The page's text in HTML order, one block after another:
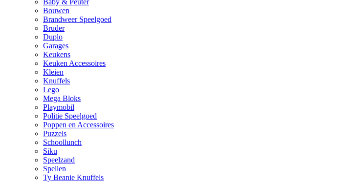
Bouwen
Brandweer Speelgoed
Bruder
Duplo
Garages
Keukens
Keuken Accessoires
Kleien
Knuffels
Lego
Mega Bloks
Playmobil
Politie Speelgoed
Poppen en Accessoires
Puzzels
Schoollunch
Siku
Speelzand
Spellen
Ty Beanie Knuffels